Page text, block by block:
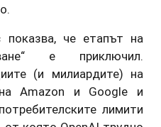
че етапът на
е приключил.
(и милиардите) на
Amazon и Google и
лимити